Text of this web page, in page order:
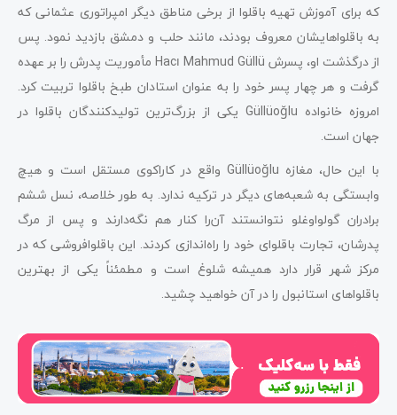
که برای آموزش تهیه باقلوا از برخی مناطق دیگر امپراتوری عثمانی که
به باقلواهایشان معروف بودند، مانند حلب و دمشق بازدید نمود. پس
از درگذشت او، پسرش Hacı Mahmud Güllü مأموریت پدرش را بر عهده
گرفت و هر چهار پسر خود را به عنوان استادان طبخ باقلوا تربیت کرد.
امروزه خانواده Güllüoğlu یکی از بزرگ‌ترین تولیدکنندگان باقلوا در
جهان است.
با این حال، مغازه Güllüoğlu واقع در کاراکوی مستقل است و هیچ
وابستگی به شعبه‌های دیگر در ترکیه ندارد. به طور خلاصه، نسل ششم
برادران گولواوغلو نتوانستند آن‌را کنار هم نگه‌دارند و پس از مرگ
پدرشان، تجارت باقلوای خود را راه‌اندازی کردند. این باقلوافروشی که در
مرکز شهر قرار دارد همیشه شلوغ است و مطمئناً یکی از بهترین
باقلواهای استانبول را در آن خواهید چشید.